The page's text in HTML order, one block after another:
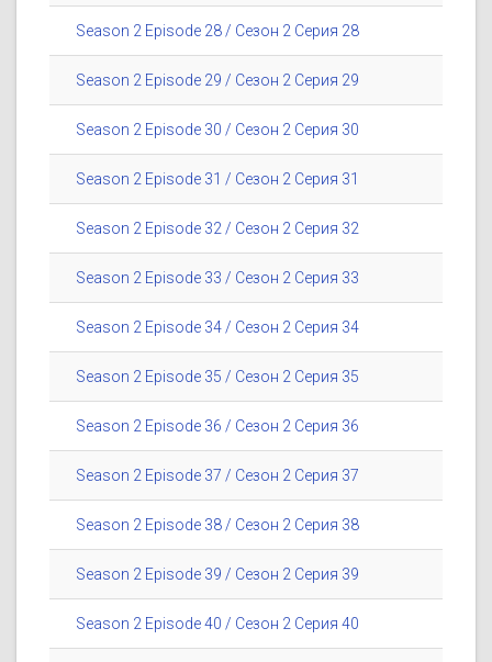
Season 2 Episode 28 / Сезон 2 Серия 28
Season 2 Episode 29 / Сезон 2 Серия 29
Season 2 Episode 30 / Сезон 2 Серия 30
Season 2 Episode 31 / Сезон 2 Серия 31
Season 2 Episode 32 / Сезон 2 Серия 32
Season 2 Episode 33 / Сезон 2 Серия 33
Season 2 Episode 34 / Сезон 2 Серия 34
Season 2 Episode 35 / Сезон 2 Серия 35
Season 2 Episode 36 / Сезон 2 Серия 36
Season 2 Episode 37 / Сезон 2 Серия 37
Season 2 Episode 38 / Сезон 2 Серия 38
Season 2 Episode 39 / Сезон 2 Серия 39
Season 2 Episode 40 / Сезон 2 Серия 40